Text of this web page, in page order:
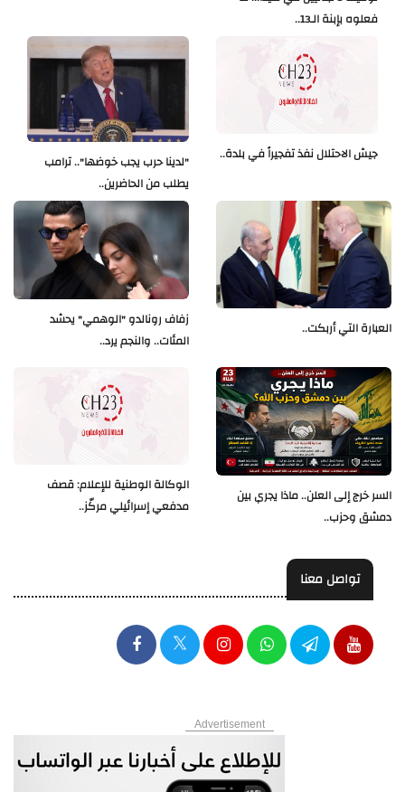
فعلوه بإبنة الـ13..
"لدينا حرب يجب خوضها".. ترامب
يطلب من الحاضرين..
جيش الاحتلال نفذ تفجيراً في بلدة..
زفاف رونالدو "الوهمي" يحشد
المئات.. والنجم يرد..
العبارة التي أربكت..
الوكالة الوطنية للإعلام: قصف
مدفعي إسرائيلي مركّز..
السر خرج إلى العلن.. ماذا يجري بين
دمشق وحزب..
تواصل معنا
Advertisement